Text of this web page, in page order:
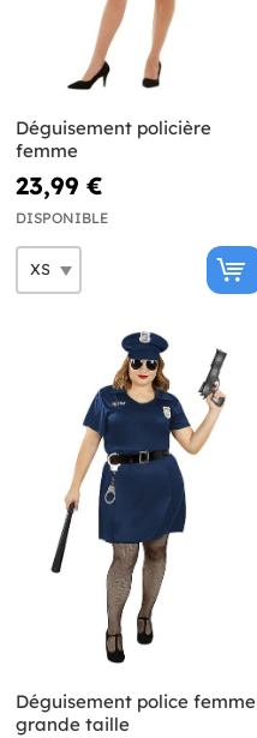
Déguisement policière
femme
23,99 €
DISPONIBLE
Déguisement police femme
grande taille